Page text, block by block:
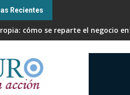
Recientes
cómo se reparte el negocio